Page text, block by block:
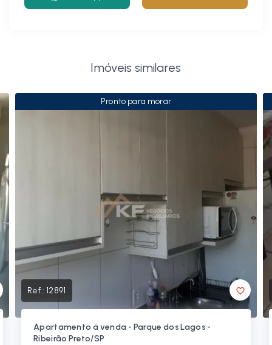
Imóveis similares
Pronto para morar
Ref.: 12891
Apartamento á venda - Parque dos Lagos -
Ribeirão Preto/SP